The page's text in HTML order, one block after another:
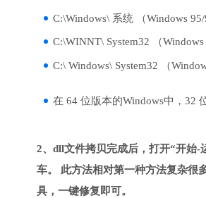
C:\Windows\ 系统 （Windows 95/
C:\WINNT\ System32 （Windows
C:\ Windows\ System32 （
在 64 位版本的Windows中，32
2、dll文件拷贝完成后，打开“开始-
车。 此方法相对第一种方法复杂很
具，一键修复即可。